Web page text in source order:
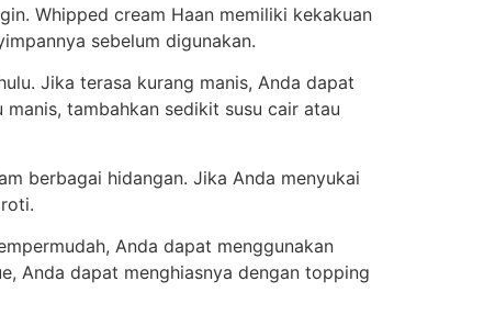
Whipped cream Haan memiliki kekakuan
sebelum digunakan.
Jika terasa kurang manis, Anda dapat
tambahkan sedikit susu cair atau
berbagai hidangan. Jika Anda menyukai
Anda dapat menggunakan
Anda dapat menghiasnya dengan topping